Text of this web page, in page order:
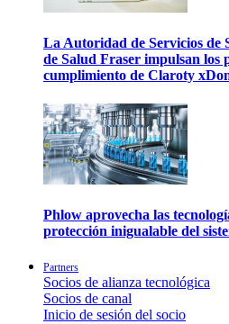
La Autoridad de Servicios
de Salud Fraser impulsan los
cumplimiento de Claroty
Phlow aprovecha las
protección inigualable del
Partners
Socios de alianza tecnológica
Socios de canal
Inicio de sesión del socio